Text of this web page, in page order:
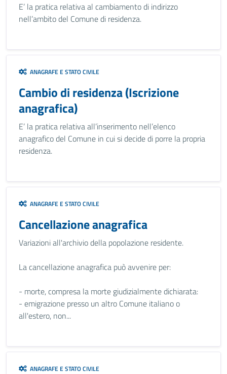
E’ la pratica relativa al cambiamento di indirizzo
nell’ambito del Comune di residenza.
ANAGRAFE E STATO CIVILE
Cambio di residenza (Iscrizione
anagrafica)
E’ la pratica relativa all’inserimento nell’elenco
anagrafico del Comune in cui si decide di porre la propria
residenza.
ANAGRAFE E STATO CIVILE
Cancellazione anagrafica
Variazioni all'archivio della popolazione residente.
La cancellazione anagrafica può avvenire per:
- morte, compresa la morte giudizialmente dichiarata:
- emigrazione presso un altro Comune italiano o
all'estero, non...
ANAGRAFE E STATO CIVILE